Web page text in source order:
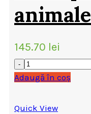
145.70 lei
Adaugă în coș
Quick View